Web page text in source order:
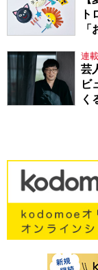
連載
芸
ビ
く